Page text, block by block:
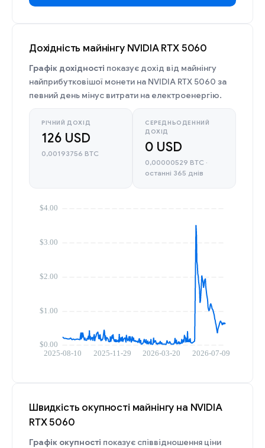
Дохідність майнінгу NVIDIA RTX 5060
Графік дохідності показує дохід від майнінгу
найприбутковішої монети на NVIDIA RTX 5060 за
певний день мінус витрати на електроенергію.
РІЧНИЙ ДОХІД
126 USD
0,00193756 BTC
СЕРЕДНЬОДЕННИЙ
ДОХІД
0 USD
0,00000529 BTC ·
останні 365 днів
Швидкість окупності майнінгу на NVIDIA
RTX 5060
Графік окупності показує співвідношення ціни